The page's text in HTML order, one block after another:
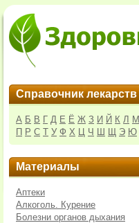
Справочник лекарств
А Б В Г Д Е Ё Ж З И Й К Л М
П Р С Т У Ф Х Ц Ч Ш Щ Э Ю
Материалы
Аптеки
Алкоголь. Курение
Болезни органов дыхания